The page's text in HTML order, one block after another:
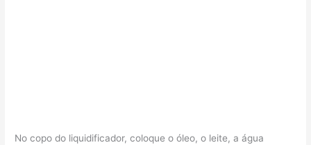
No copo do liquidificador, coloque o óleo, o leite, a água